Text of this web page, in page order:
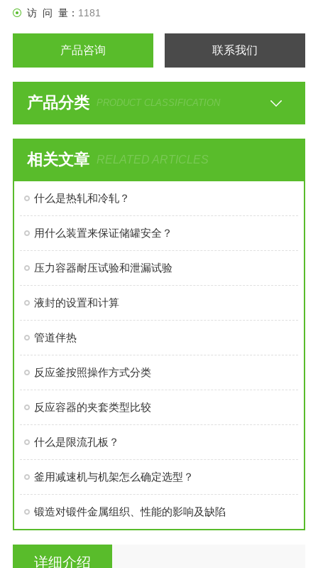
访 问 量： 1181
产品咨询 联系我们
产品分类 PRODUCT CLASSIFICATION
相关文章 RELATED ARTICLES
什么是热轧和冷轧？
用什么装置来保证储罐安全？
压力容器耐压试验和泄漏试验
液封的设置和计算
管道伴热
反应釜按照操作方式分类
反应容器的夹套类型比较
什么是限流孔板？
釜用减速机与机架怎么确定选型？
锻造对锻件金属组织、性能的影响及缺陷
详细介绍